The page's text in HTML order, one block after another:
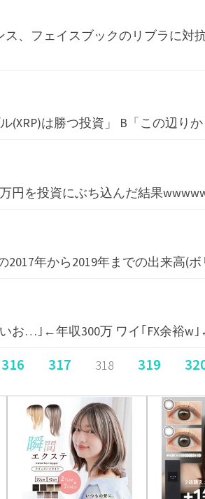
、フェイスブックのリブラに対
(XRP)は勝つ投資」 B「この辺り
円を投資にぶち込んだ結果
2017年から2019年までの出来高(
お…｣←年収300万 ワイ｢FX余裕w
316 317 318 319